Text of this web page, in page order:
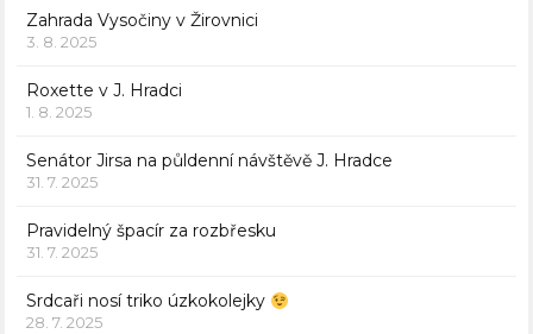
Zahrada Vysočiny v Žirovnici
3. 8. 2025
Roxette v J. Hradci
1. 8. 2025
Senátor Jirsa na půldenní návštěvě J. Hradce
31. 7. 2025
Pravidelný špacír za rozbřesku
31. 7. 2025
Srdcaři nosí triko úzkokolejky
28. 7. 2025